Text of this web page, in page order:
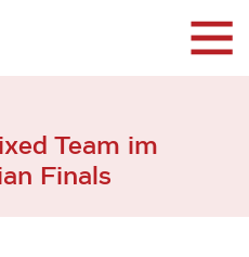
Team im
Finals